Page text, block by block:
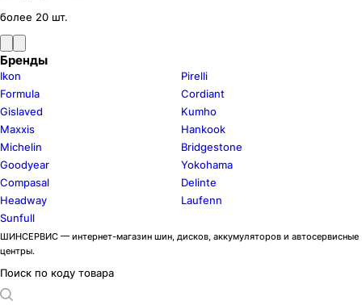
более 20 шт.
Бренды
Ikon
Pirelli
Formula
Cordiant
Gislaved
Kumho
Maxxis
Hankook
Michelin
Bridgestone
Goodyear
Yokohama
Compasal
Delinte
Headway
Laufenn
Sunfull
ШИНСЕРВИС — интернет-магазин шин, дисков, аккумуляторов и автосервисные
центры.
Поиск по коду товара